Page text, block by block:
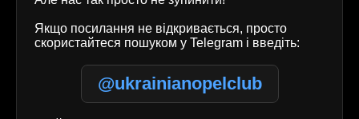
Якщо посилання не відкривається, просто
скористайтеся пошуком у Telegram і введіть:
@ukrainianopelclub